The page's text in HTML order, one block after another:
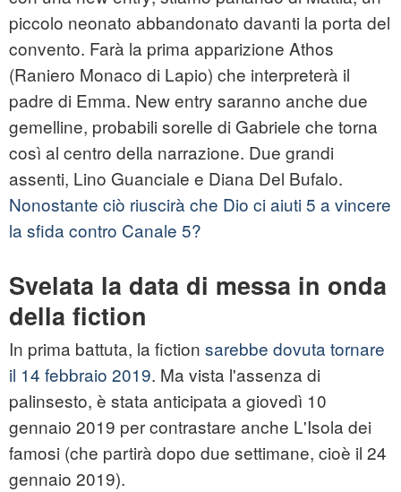
piccolo neonato abbandonato davanti la porta del
convento. Farà la prima apparizione Athos
(Raniero Monaco di Lapio) che interpreterà il
padre di Emma. New entry saranno anche due
gemelline, probabili sorelle di Gabriele che torna
così al centro della narrazione. Due grandi
assenti, Lino Guanciale e Diana Del Bufalo.
Nonostante ciò riuscirà che Dio ci aiuti 5 a vincere
la sfida contro Canale 5?
Svelata la data di messa in onda
della fiction
In prima battuta, la fiction sarebbe dovuta tornare
il 14 febbraio 2019. Ma vista l'assenza di
palinsesto, è stata anticipata a giovedì 10
gennaio 2019 per contrastare anche L'Isola dei
famosi (che partirà dopo due settimane, cioè il 24
gennaio 2019).